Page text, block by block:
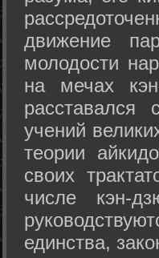
движение
молодости
на мечах
учений
теории
своих
числе кэн-
единства,